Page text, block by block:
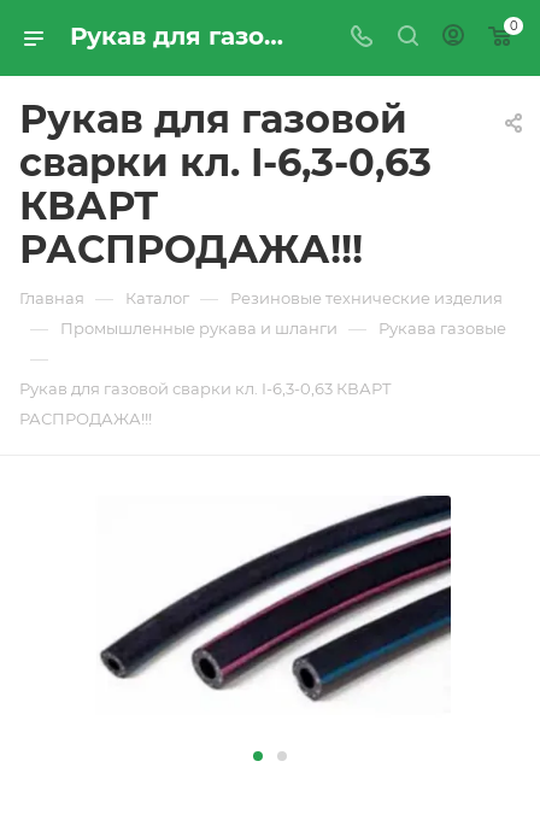
Рукав для газовой сварки кл. I-6,3-0,63 КВАРТ РАСПРОДАЖА!!! - купить по цене производителя с доставкой по Москве и России | ПРОМРЕСУРССЕРВИС 0
Рукав для газовой
сварки кл. I-6,3-0,63
КВАРТ
РАСПРОДАЖА!!!
Главная — Каталог — Резиновые технические изделия
— Промышленные рукава и шланги — Рукава газовые
—
Рукав для газовой сварки кл. I-6,3-0,63 КВАРТ
РАСПРОДАЖА!!!